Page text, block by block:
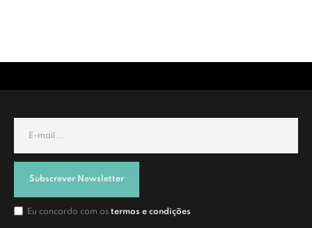
Subscrever Newsletter
Eu concordo com os termos e condições